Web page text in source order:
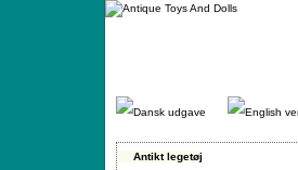
Gå
Antikt legetøj